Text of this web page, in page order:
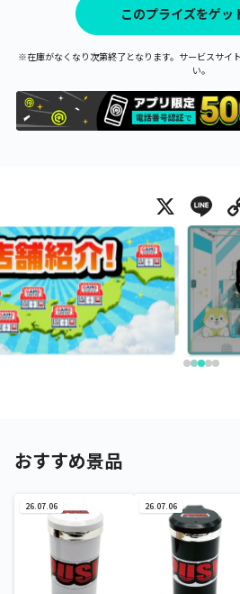
このプライズをゲッ
※在庫がなくなり次第終了となります。サービスサイ
い。
X
おすすめ景品
26.07.06 26.07.06